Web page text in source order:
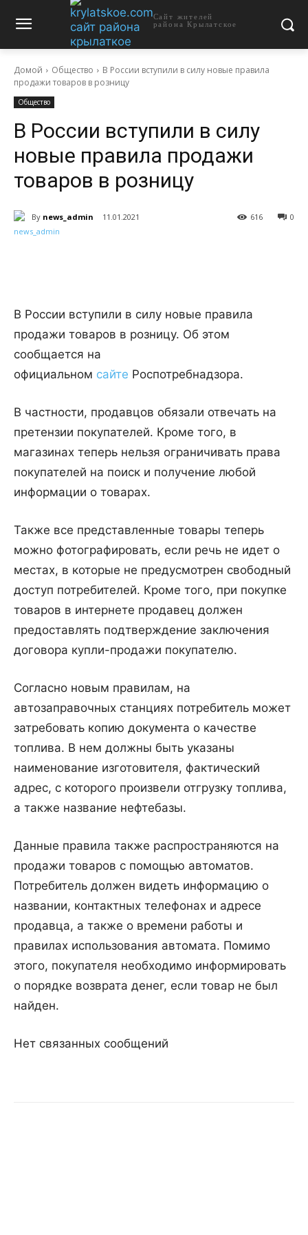
Сайт жителей
района Крылатское
Домой Общество
В России вступили в силу новые правила
продажи товаров в розницу
Общество
В России вступили в силу
новые правила продажи
товаров в розницу
By news_admin 11.01.2021 0
616
В России вступили в силу новые правила
продажи товаров в розницу. Об этом
сообщается на
официальном сайте Роспотребнадзора.
В частности, продавцов обязали отвечать на
претензии покупателей. Кроме того, в
магазинах теперь нельзя ограничивать права
покупателей на поиск и получение любой
информации о товарах.
Также все представленные товары теперь
можно фотографировать, если речь не идет о
местах, в которые не предусмотрен свободный
доступ потребителей. Кроме того, при покупке
товаров в интернете продавец должен
предоставлять подтверждение заключения
договора купли-продажи покупателю.
Согласно новым правилам, на
автозаправочных станциях потребитель может
затребовать копию документа о качестве
топлива. В нем должны быть указаны
наименование изготовителя, фактический
адрес, с которого произвели отгрузку топлива,
а также название нефтебазы.
Данные правила также распространяются на
продажи товаров с помощью автоматов.
Потребитель должен видеть информацию о
названии, контактных телефонах и адресе
продавца, а также о времени работы и
правилах использования автомата. Помимо
этого, покупателя необходимо информировать
о порядке возврата денег, если товар не был
найден.
Нет связанных сообщений